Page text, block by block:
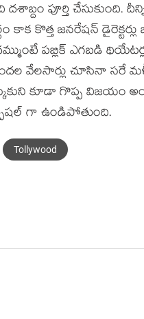
పూర్తి
కొత్త జనరేషన్ డైరెక్టర్లు
పబ్లిక్ ఎగబడి
వేలసార్లు చూసినా సరే
కూడా గొప్ప విజయం
గా ఉండిపోతుంది.
Tollywood